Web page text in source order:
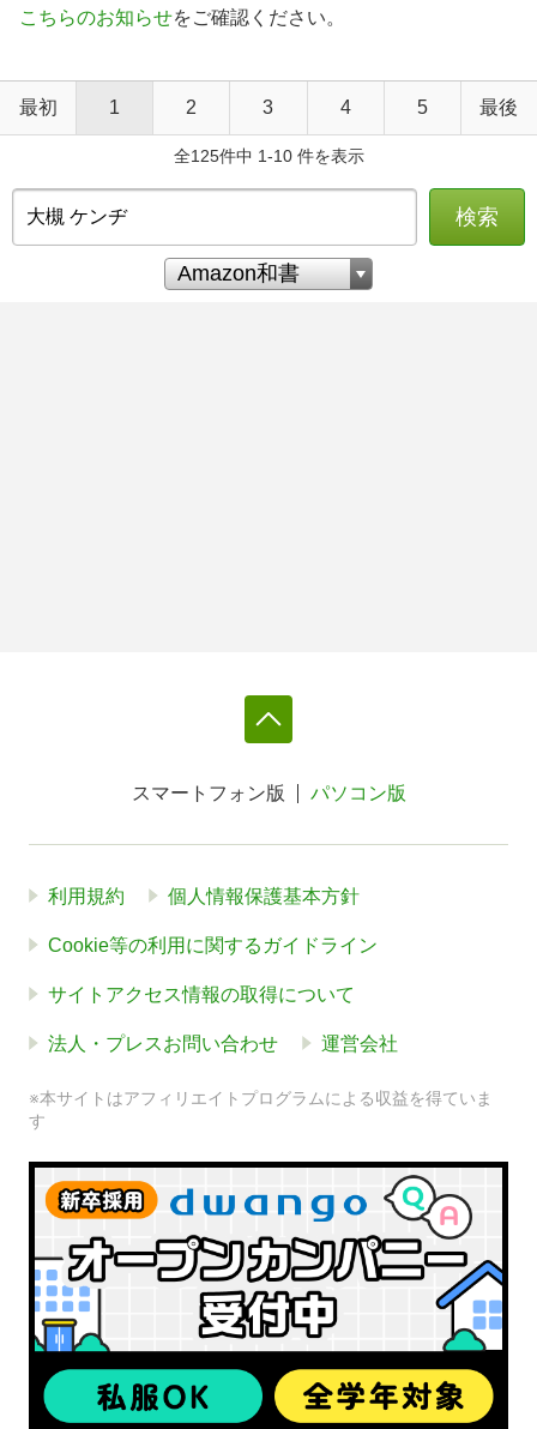
こちらのお知らせをご確認ください。
最初 1 2 3 4 5 最後
全125件中 1-10 件を表示
検索
スマートフォン版 パソコン版
利用規約 個人情報保護基本方針
Cookie等の利用に関するガイドライン
サイトアクセス情報の取得について
法人・プレスお問い合わせ 運営会社
※本サイトはアフィリエイトプログラムによる収益を得ていま
す